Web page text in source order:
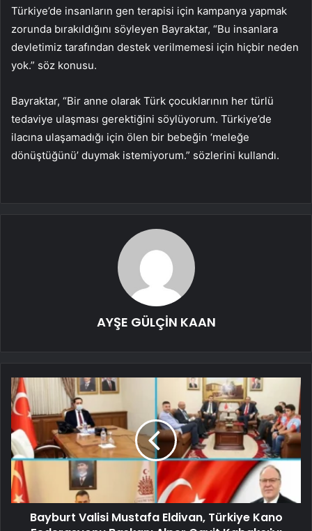
Türkiye’de insanların gen terapisi için kampanya yapmak
zorunda bırakıldığını söyleyen Bayraktar, “Bu insanlara
devletimiz tarafından destek verilmemesi için hiçbir neden
yok.” söz konusu.
Bayraktar, “Bir anne olarak Türk çocuklarının her türlü
tedaviye ulaşması gerektiğini söylüyorum. Türkiye’de
ilacına ulaşamadığı için ölen bir bebeğin ‘meleğe
dönüştüğünü’ duymak istemiyorum.” sözlerini kullandı.
AYŞE GÜLÇİN KAAN
Bayburt Valisi Mustafa Eldivan, Türkiye Kano